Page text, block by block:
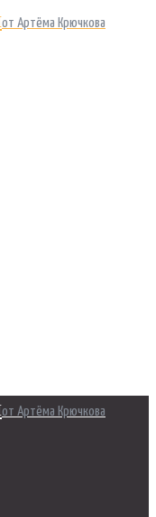
от Артёма Крючкова
от Артёма Крючкова